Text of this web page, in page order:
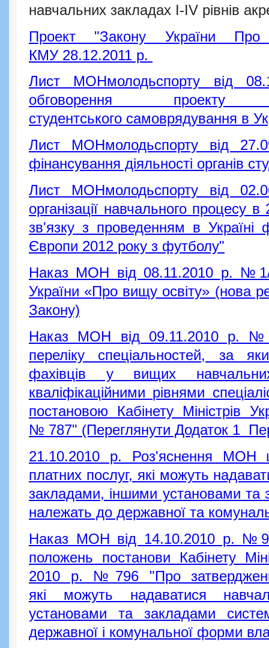
навчальних закладах І-ІV рівнів
Проект "Закону України
КМУ 28.12.2011 р.
Лист МОНмолодьспорту від
обговорення проекту
студентського самоврядування в
Лист МОНмолодьспорту від
фінансування діяльності органів
Лист МОНмолодьспорту від
організації навчального процесу
зв'язку з проведенням в Україні
Європи 2012 року з футболу"
Наказ МОН від 08.11.2010 р.
України «Про вищу освіту» (нова
Закону)
Наказ МОН від 09.11.2010 р.
переліку спеціальностей, за
фахівців у вищих
кваліфікаційними рівнями
постановою Кабінету Міністрів
№ 787" (Переглянути Додаток 1
21.10.2010 р. Роз'яснення МОН
платних послуг, які можуть
закладами, іншими установами та
належать до державної та
Наказ МОН від 14.10.2010 р.
положень постанови Кабінету
2010 р. №796 "Про
які можуть надаватися
установами та закладами
державної і комунальної форми